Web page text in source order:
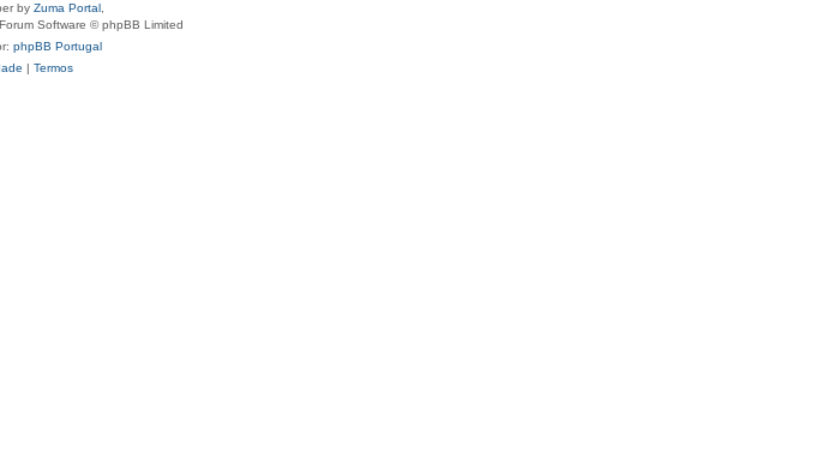
by Zuma Portal
Software © phpBB Limited
phpBB Portugal
| Termos